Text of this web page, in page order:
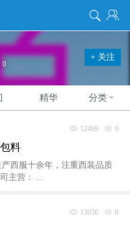
+ 关注
0
精华 分类
12469 0
料
西服十余年，注重西装品质
主营： ...
13056 0